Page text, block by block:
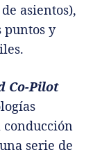
asientos),
puntos y
Co-Pilot
conducción
serie de